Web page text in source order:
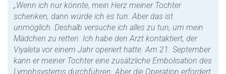
„Wenn ich nur könnte, mein Herz meiner Tochter
schenken, dann würde ich es tun. Aber das ist
unmöglich. Deshalb versuche ich alles zu tun, um mein
Mädchen zu retten. Ich habe den Arzt kontaktiert, der
Viyaleta vor einem Jahr operiert hatte. Am 21. September
kann er meiner Tochter eine zusätzliche Embolisation des
Lymphsystems durchführen. Aber die Operation erfordert